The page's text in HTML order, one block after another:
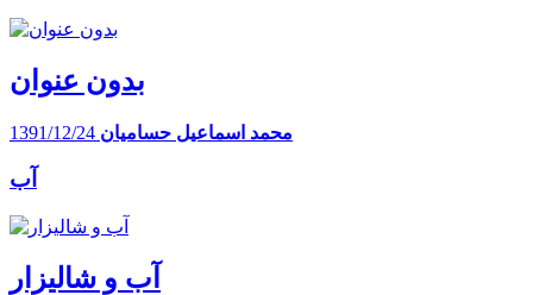
بدون عنوان
محمد اسماعیل حسامیان 1391/12/24
آب
آب و شالیزار